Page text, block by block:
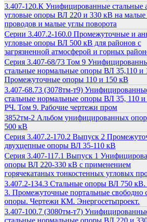
3.407-120.К Унифицированные стальные
угловые опоры ВЛ 220 и 330 кВ на малые
проводов и малые углы поворота
Серии 3.407.2-160.0 Промежуточные и
угловые опоры ВЛ 500 кВ для районов с
загрязненной атмосферой и горных
Серия 3.407-68/73 Том 9
стальные нормальные опоры ВЛ 35,110 и
Промежуточные опоры 110 и 150 кВ
3.407-68.73 (3078тм-т9)
стальные нормальные опоры ВЛ 35, 110
РЧ. Том 9. Рабочие чертежи пром
3852тм-2 Альбом унифицированных
500 кВ
Серия 3.407.2-170.2 Выпуск 2
двухцепные опоры ВЛ 35-110 кВ
Серия 3.407-117.1 Выпуск 1
опоры ВЛ 220-330 кВ с применением
горячекатаных тонкостенных угловых
3.407.2-134.3 Стальные опоры ВЛ 750
3. Промежуточные портальные свободно
опоры. Чертежи КМ. Энергосетьпроект.
3.407-100.7 (3080тм-т7)